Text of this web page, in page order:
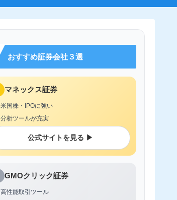
おすすめ証券会社３選
マネックス証券
米国株・IPOに強い
分析ツールが充実
公式サイトを見る ▶
GMOクリック証券
高性能取引ツール